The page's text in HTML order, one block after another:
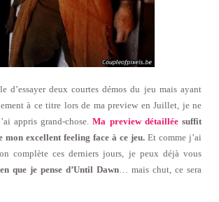
d’essayer deux courtes démos du jeu mais ayant
à ce titre lors de ma preview en Juillet, je ne
appris grand-chose.Ma preview détailléesuffit
mon excellent feeling face à ce jeu. Et comme j’ai
complète ces derniers jours, je peux déjà vous
que je pense d’Until Dawn… mais chut, ce sera